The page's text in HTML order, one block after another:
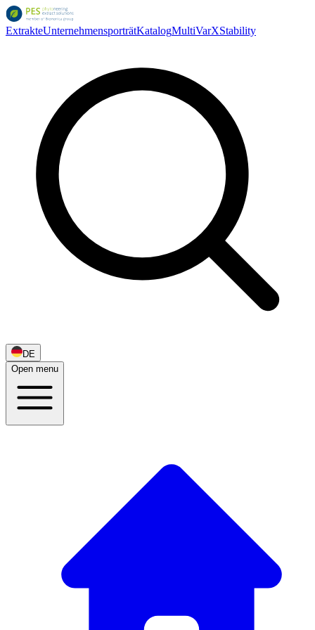
ExtrakteUnternehmensporträtKatalogMultiVarXStability
DE
Open menu